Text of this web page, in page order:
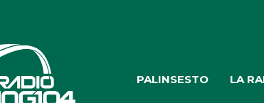
DA OLTRE
PALINSESTO LA